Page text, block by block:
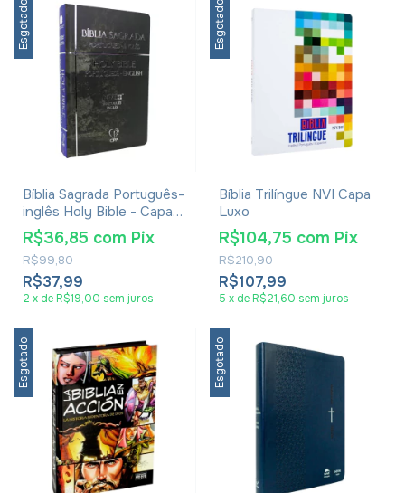
Esgotado
Bíblia Sagrada Português-
inglês Holy Bible - Capa
Preta
R$37,99
R$99,80
R$36,85 com Pix
2 x de R$19,00 sem juros
Esgotado
Bíblia Trilíngue NVI Capa
Luxo
R$107,99
R$210,90
R$104,75 com Pix
5 x de R$21,60 sem juros
Esgotado Esgotado